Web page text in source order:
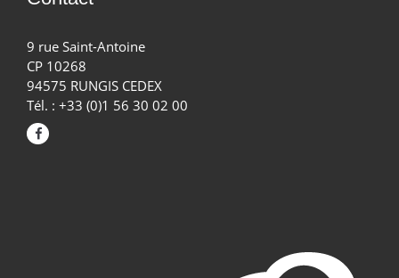
9 rue Saint-Antoine
CP 10268
94575 RUNGIS CEDEX
Tél. : +33 (0)1 56 30 02 00